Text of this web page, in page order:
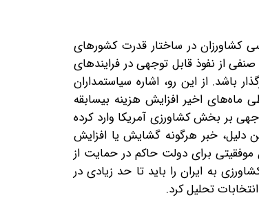
کشاورزان در ساختار قدرت کشورهای
از نفوذ قابل توجهی در فرایندهای
باشد. از این رو، اشاره سیاستمداران
اخیر افزایش هزینه بیسابقه
بر بخش کشاورزی آمریکا وارد کرده
دلیل، خبر هرگونه گشایش یا افزایش
برای دولت حاکم در حمایت از
به ایران را باید تا حد زیادی در
تحلیل کرد.